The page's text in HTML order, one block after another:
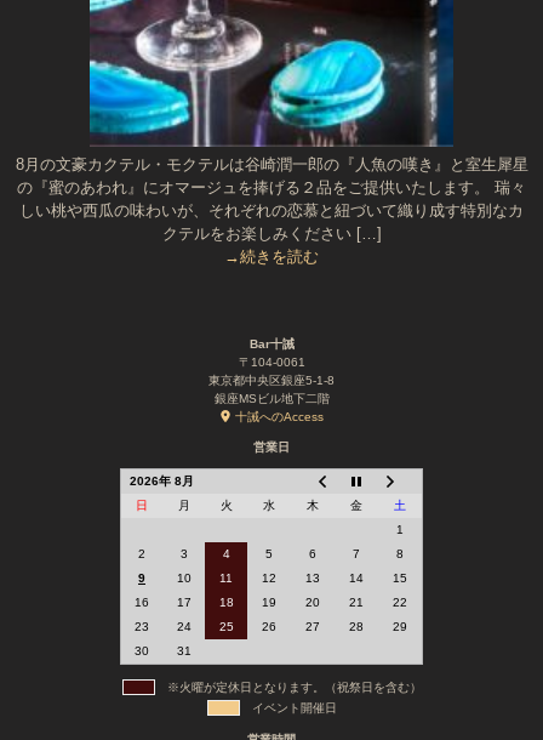
8月の文豪カクテル・モクテルは谷崎潤一郎の『人魚の嘆き』と室生犀星
の『蜜のあわれ』にオマージュを捧げる２品をご提供いたします。 瑞々
しい桃や西瓜の味わいが、それぞれの恋慕と紐づいて織り成す特別なカ
クテルをお楽しみください […]
→続きを読む
Bar十誡
〒104-0061
東京都中央区銀座5-1-8
銀座MSビル地下二階
十誡へのAccess
営業日
2026年 8月
日
月 火 水 木 金
土
1
2
3 4 5 6 7
8
9
10 11 12 13 14
15
16
17 18 19 20 21
22
23
24 25 26 27 28
29
30
31
※火曜が定休日となります。（祝祭日を含む）
イベント開催日